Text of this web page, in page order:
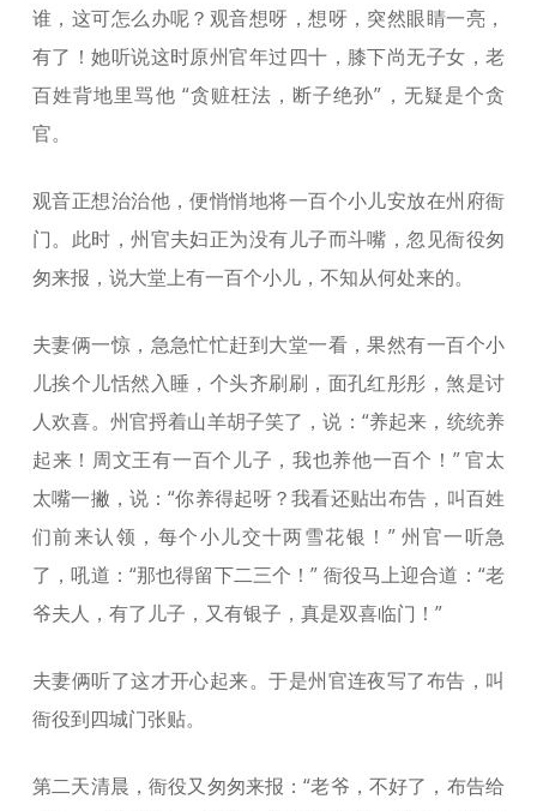
谁，这可怎么办呢？观音想呀，想呀，突然眼睛一亮，
有了！她听说这时原州官年过四十，膝下尚无子女，老
百姓背地里骂他 “贪赃枉法，断子绝孙”，无疑是个贪
官。
观音正想治治他，便悄悄地将一百个小儿安放在州府衙
门。此时，州官夫妇正为没有儿子而斗嘴，忽见衙役匆
匆来报，说大堂上有一百个小儿，不知从何处来的。
夫妻俩一惊，急急忙忙赶到大堂一看，果然有一百个小
儿挨个儿恬然入睡，个头齐刷刷，面孔红彤彤，煞是讨
人欢喜。州官捋着山羊胡子笑了，说：“养起来，统统养
起来！周文王有一百个儿子，我也养他一百个！” 官太
太嘴一撇，说：“你养得起呀？我看还贴出布告，叫百姓
们前来认领，每个小儿交十两雪花银！” 州官一听急
了，吼道：“那也得留下二三个！” 衙役马上迎合道：“老
爷夫人，有了儿子，又有银子，真是双喜临门！”
夫妻俩听了这才开心起来。于是州官连夜写了布告，叫
衙役到四城门张贴。
第二天清晨，衙役又匆匆来报：“老爷，不好了，布告给